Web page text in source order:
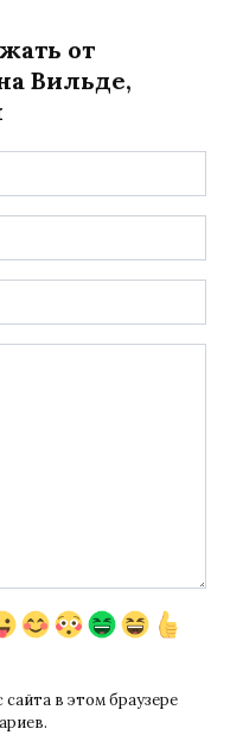
от
Вильде,
в этом браузере